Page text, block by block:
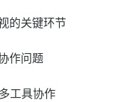
的关键环节
作问题
工具协作